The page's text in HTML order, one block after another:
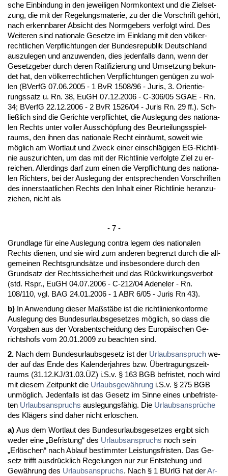
sche Ein­bin­dung in den je­wei­li­gen Norm­kon­text und die Ziel­set­
zung, die mit der Re­ge­lungs­ma­te­rie, zu der die Vor­schrift gehört,
nach er­kenn­ba­rer Ab­sicht des Norm­ge­bers ver­folgt wird. Des
Wei­te­ren sind na­tio­na­le Ge­set­ze im Ein­klang mit den völker­
recht­li­chen Ver­pflich­tun­gen der Bun­des­re­pu­blik Deutsch­land
aus­zu­le­gen und an­zu­wen­den, dies je­den­falls dann, wenn der
Ge­setz­ge­ber durch de­ren Ra­ti­fi­zie­rung und Um­set­zung be­kun­
det hat, den völker­recht­li­chen Ver­pflich­tun­gen genügen zu wol­
len (BVerfG 07.06.2005 - 1 BvR 1508/96 - Ju­ris, 3. Ori­en­tie­
rungs­satz u. Rn. 38, EuGH 07.12.2006 - C-306/05 SGAE - Rn.
34; BVerfG 22.12.2006 - 2 BvR 1526/04 - Ju­ris Rn. 29 ff.). Sch­
ließlich sind die Ge­rich­te ver­pflich­tet, die Aus­le­gung des na­tio­na­
len Rechts un­ter vol­ler Ausschöpfung des Be­ur­tei­lungs­spiel­
raums, den ih­nen das na­tio­na­le Recht einräumt, so­weit wie
möglich am Wort­laut und Zweck ei­ner ein­schlägi­gen EG-Richt­li­
nie aus­zu­rich­ten, um das mit der Richt­li­nie ver­folg­te Ziel zu er­
rei­chen. Al­ler­dings darf zum ei­nen die Ver­pflich­tung des na­tio­na­
len Rich­ters, bei der Aus­le­gung der ent­spre­chen­den Vor­schrif­ten
des in­ner­staat­li­chen Rechts den In­halt ei­ner Richt­li­nie her­an­zu­
zie­hen, nicht als
- 7 -
Grund­la­ge für ei­ne Aus­le­gung con­tra le­gem des na­tio­na­len
Rechts die­nen, und sie wird zum an­de­ren be­grenzt durch die all­
ge­mei­nen Rechts­grundsätze und ins­be­son­de­re durch den
Grund­satz der Rechts­si­cher­heit und das Rück­wir­kungs­ver­bot
(std. Rspr., EuGH 04.07.2006 - C-212/04 Aden­eler - Rn.
108/110, vgl. BAG 24.01.2006 - 1 ABR 6/05 - Ju­ris Rn 43).
b) In An­wen­dung die­ser Maßstäbe ist die richt­li­ni­en­kon­for­me
Aus­le­gung des Bun­des­ur­laubs­ge­set­zes möglich, so dass die
Vor­ga­ben aus der Vor­ab­ent­schei­dung des Eu­ropäischen Ge­
richts­hofs vom 20.01.2009 zu be­ach­ten sind.
2. Nach dem Bun­des­ur­laubs­ge­setz ist der Ur­laubs­an­spruch we­
der auf das En­de des Ka­len­der­jah­res bzw. Über­tra­gungs­zeit­
raums (31.12.KJ/31.03.ÜZ) i.S.v. § 163 BGB be­fris­tet, noch wird
mit die­sem Zeit­punkt die Ur­laubs­gewährung i.S.v. § 275 BGB
unmöglich. Je­den­falls ist das Ge­setz im Sin­ne ei­nes un­be­fris­te­
ten Ur­laubs­an­spruchs aus­le­gungsfähig. Die Ur­laubs­ansprüche
des Klägers sind da­her nicht er­lo­schen.
a) Aus dem Wort­laut des Bun­des­ur­laubs­ge­set­zes er­gibt sich
we­der ei­ne „Be­fris­tung“ des Ur­laubs­an­spruchs noch sein
„Erlöschen“ nach Ab­lauf be­stimm­ter Leis­tungs­fris­ten. Das Ge­
setz trifft aus­drück­lich Re­ge­lun­gen nur zur Ent­ste­hung und
Gewährung des Ur­laubs­an­spruchs. Nach § 1 BUrlG hat derAr­